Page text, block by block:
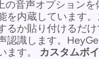
の音声オプションを
を内蔵しています
るか貼り付けるだ
認識します。
ます。 カスタムボ